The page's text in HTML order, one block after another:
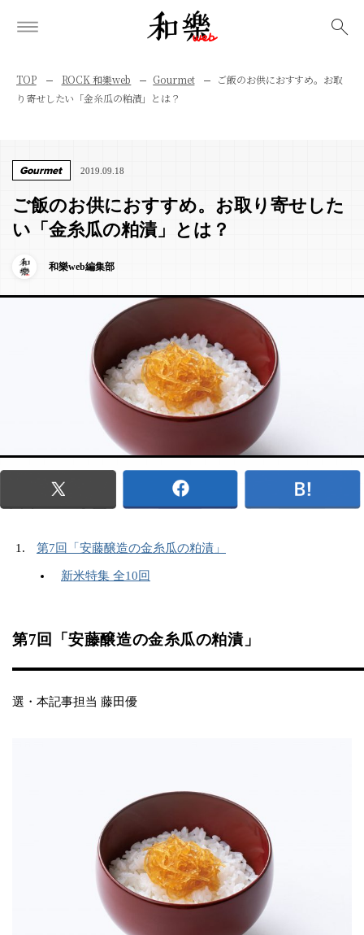
TOP ROCK 和樂web Gourmet
ご飯のお供におすすめ。お取
り寄せしたい「金糸瓜の粕漬」とは？
Gourmet 2019.09.18
ご飯のお供におすすめ。お取り寄せした
い「金糸瓜の粕漬」とは？
和樂web編集部
第7回「安藤醸造の金糸瓜の粕漬」
新米特集 全10回
第7回「安藤醸造の金糸瓜の粕漬」
選・本記事担当 藤田優